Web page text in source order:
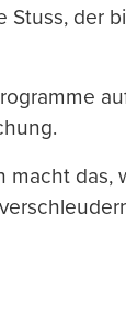
Stuss, der
das,